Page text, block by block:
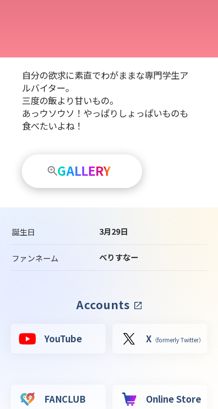
自分の欲求に素直でわがままな専門学生ア
ルバイター。
三度の飯より甘いもの。
あっウソウソ！やっぱりしょっぱいものも
食べたいよね！
GALLERY
誕生日 3月29日
ファンネーム べりすなー
Accounts
YouTube X （formerly Twitter）
FANCLUB Online Store